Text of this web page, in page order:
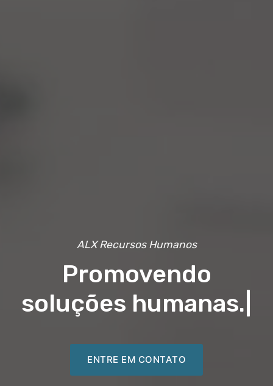
ALX Recursos Humanos
Promovendo
soluções humanas.
ENTRE EM CONTATO